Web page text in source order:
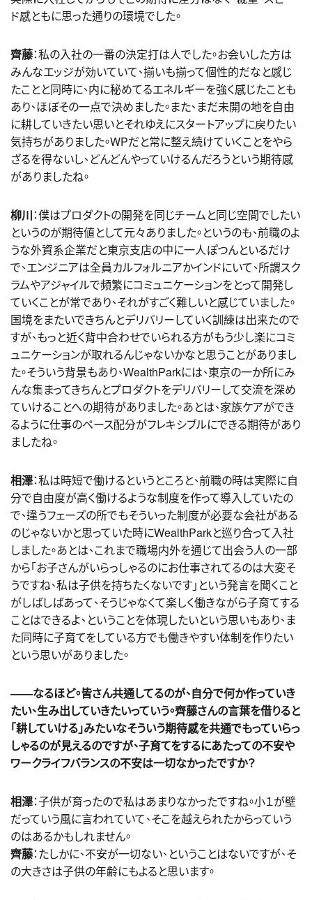
ド感ともに思った通りの環境でした。
齊藤：私の入社の一番の決定打は人でした。お会いした方は
みんなエッジが効いていて、揃いも揃って個性的だなと感じ
たことと同時に、内に秘めてるエネルギーを強く感じたことも
あり、ほぼその一点で決めました。また、まだ未開の地を自由
に耕していきたい思いとそれゆえにスタートアップに戻りたい
気持ちがありました。WPだと常に整え続けていくことをやら
ざるを得ないし、どんどんやっていけるんだろうという期待感
がありましたね。
柳川：僕はプロダクトの開発を同じチームと同じ空間でしたい
というのが期待値として元々ありました。というのも、前職のよ
うな外資系企業だと東京支店の中に一人ぽつんといるだけ
で、エンジニアは全員カルフォルニアかインドにいて、所謂スク
ラムやアジャイルで頻繁にコミュニケーションをとって開発し
ていくことが常であり、それがすごく難しいと感じていました。
国境をまたいできちんとデリバリーしていく訓練は出来たので
すが、もっと近く背中合わせでいられる方がもう少し楽にコミ
ュニケーションが取れるんじゃないかなと思うことがありまし
た。そういう背景もあり、WealthParkには、東京の一か所にみ
んな集まってきちんとプロダクトをデリバリーして交流を深め
ていけることへの期待がありました。あとは、家族ケアができ
るように仕事のペース配分がフレキシブルにできる期待があり
ましたね。
相澤：私は時短で働けるというところと、前職の時は実際に自
分で自由度が高く働けるような制度を作って導入していたの
で、違うフェーズの所でもそういった制度が必要な会社がある
のじゃないかと思っていた時にWealthParkと巡り合って入社
しました。あとは、これまで職場内外を通じて出会う人の一部
から「お子さんがいらっしゃるのにお仕事されてるのは大変そ
うですね、私は子供を持ちたくないです」という発言を聞くこと
がしばしばあって、そうじゃなくて楽しく働きながら子育てする
ことはできるよ、ということを体現したいという思いもあり、ま
た同時に子育てをしている方でも働きやすい体制を作りたい
という思いがありました。
――なるほど。皆さん共通してるのが、自分で何か作っていき
たい、生み出していきたいっていう。齊藤さんの言葉を借りると
「耕していける」みたいなそういう期待感を共通でもっていらっ
しゃるのが見えるのですが、子育てをするにあたっての不安や
ワークライフバランスの不安は一切なかったですか？
相澤：子供が育ったので私はあまりなかったですね。小１が壁
だっていう風に言われていて、そこを越えられたからっていう
のはあるかもしれません。
齊藤：たしかに、不安が一切ない、ということはないですが、そ
の大きさは子供の年齢にもよると思います。